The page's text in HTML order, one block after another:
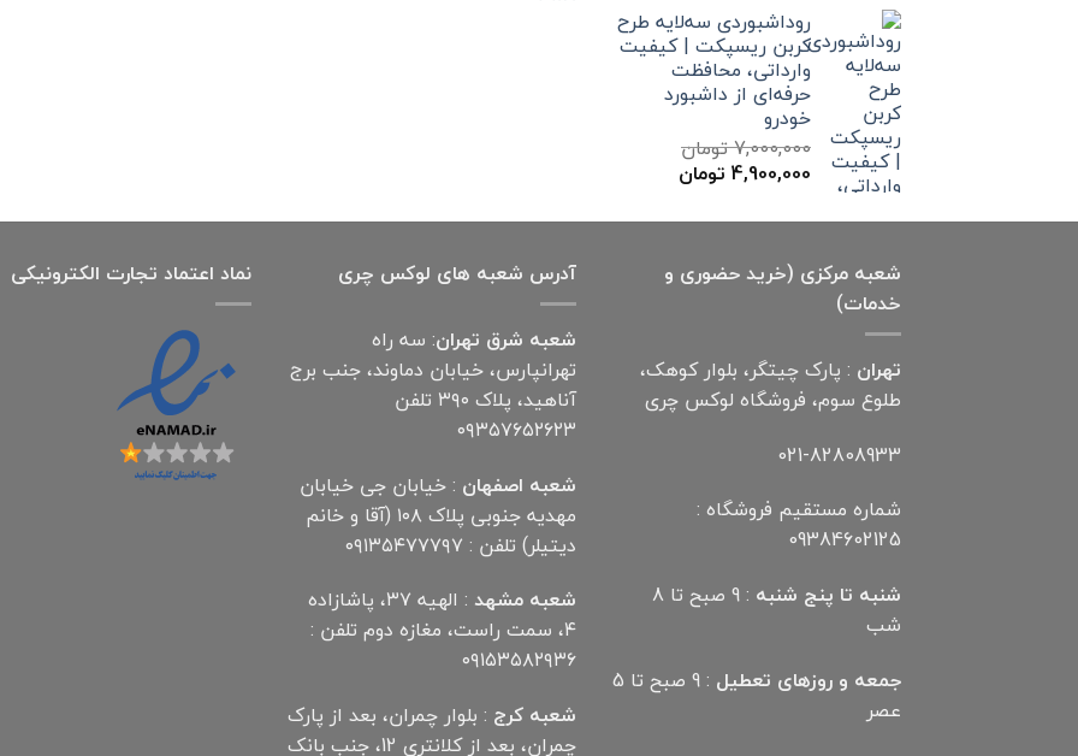
7,000,000 تومان
بود. است.
روداشبوردی سه‌لایه طرح
کربن ریسپکت | کیفیت
وارداتی، محافظت
حرفه‌ای از داشبورد
خودرو
7,000,000تومان
قیمت
7,000,000 تومان
4,900,000 تومان
4,900,000 تومان
شعبه مرکزی (خرید حضوری و
خدمات)
تهران : پارک چیتگر، بلوار کوهک،
طلوع سوم، فروشگاه لوکس چری
021-82808933
شماره مستقیم فروشگاه :
09384602125
شنبه تا پنج شنبه
: 9 صبح تا 8
شب
جمعه و روزهای تعطیل
: 9 صبح تا 5
عصر
آدرس شعبه های لوکس چری
شعبه شرق تهران: سه راه
تهرانپارس، خیابان دماوند، جنب برج
آناهید، پلاک ۳۹۰ تلفن
۰۹۳۵۷۶۵۲۶۲۳
شعبه اصفهان : خیابان جی خیابان
مهدیه جنوبی پلاک ۱۰۸ (آقا و خانم
دیتیلر) تلفن : ۰۹۱۳۵۴۷۷۷۹۷
شعبه مشهد
: الهیه ۳۷، پاشازاده
۴، سمت راست، مغازه دوم تلفن :
۰۹۱۵۳۵۸۲۹۳۶
شعبه کرج : بلوار چمران، بعد از پارک
چمران، بعد از کلانتری 12، جنب بانک
نماد اعتماد تجارت الكترونیكی